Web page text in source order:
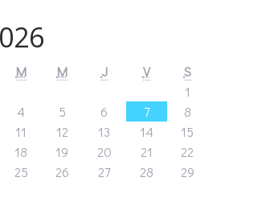
M M J V
S
1
4 5 6 7
8
11 12 13 14
15
18 19 20 21
22
25 26 27 28
29